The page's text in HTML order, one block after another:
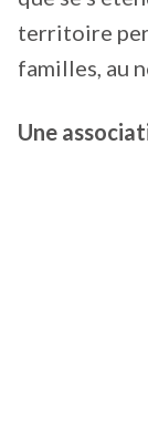
territoire
familles, au
Une